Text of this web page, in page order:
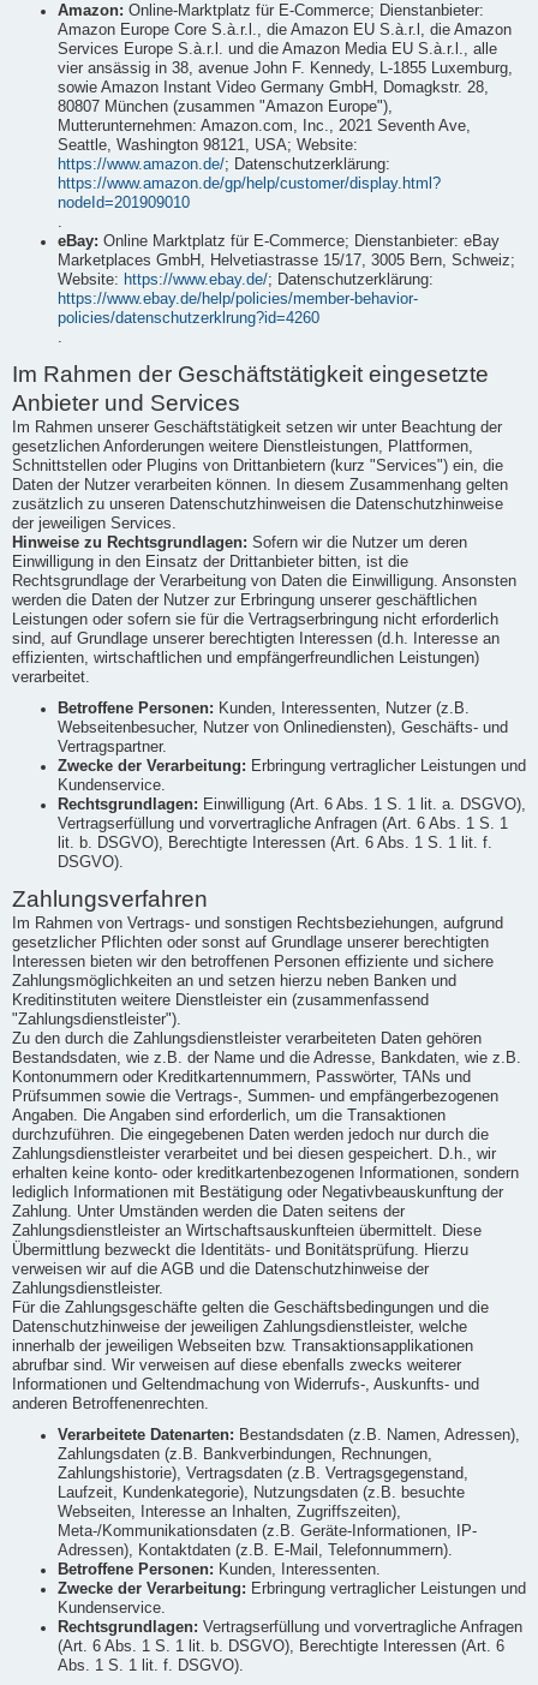
Amazon: Online-Marktplatz für E-Commerce; Dienstanbieter:
Amazon Europe Core S.à.r.l., die Amazon EU S.à.r.l, die Amazon
Services Europe S.à.r.l. und die Amazon Media EU S.à.r.l., alle
vier ansässig in 38, avenue John F. Kennedy, L-1855 Luxemburg,
sowie Amazon Instant Video Germany GmbH, Domagkstr. 28,
80807 München (zusammen "Amazon Europe"),
Mutterunternehmen: Amazon.com, Inc., 2021 Seventh Ave,
Seattle, Washington 98121, USA; Website:
https://www.amazon.de/; Datenschutzerklärung:
https://www.amazon.de/gp/help/customer/display.html?
nodeId=201909010
eBay: Online Marktplatz für E-Commerce; Dienstanbieter: eBay
Marketplaces GmbH, Helvetiastrasse 15/17, 3005 Bern, Schweiz;
Website: https://www.ebay.de/; Datenschutzerklärung:
https://www.ebay.de/help/policies/member-behavior-
policies/datenschutzerklrung?id=4260
Im Rahmen der Geschäftstätigkeit eingesetzte
Anbieter und Services
Im Rahmen unserer Geschäftstätigkeit setzen wir unter Beachtung der
gesetzlichen Anforderungen weitere Dienstleistungen, Plattformen,
Schnittstellen oder Plugins von Drittanbietern (kurz "Services") ein, die
Daten der Nutzer verarbeiten können. In diesem Zusammenhang gelten
zusätzlich zu unseren Datenschutzhinweisen die Datenschutzhinweise
der jeweiligen Services.
Hinweise zu Rechtsgrundlagen: Sofern wir die Nutzer um deren
Einwilligung in den Einsatz der Drittanbieter bitten, ist die
Rechtsgrundlage der Verarbeitung von Daten die Einwilligung. Ansonsten
werden die Daten der Nutzer zur Erbringung unserer geschäftlichen
Leistungen oder sofern sie für die Vertragserbringung nicht erforderlich
sind, auf Grundlage unserer berechtigten Interessen (d.h. Interesse an
effizienten, wirtschaftlichen und empfängerfreundlichen Leistungen)
verarbeitet.
Betroffene Personen: Kunden, Interessenten, Nutzer (z.B.
Webseitenbesucher, Nutzer von Onlinediensten), Geschäfts- und
Vertragspartner.
Zwecke der Verarbeitung: Erbringung vertraglicher Leistungen und
Kundenservice.
Rechtsgrundlagen: Einwilligung (Art. 6 Abs. 1 S. 1 lit. a. DSGVO),
Vertragserfüllung und vorvertragliche Anfragen (Art. 6 Abs. 1 S. 1
lit. b. DSGVO), Berechtigte Interessen (Art. 6 Abs. 1 S. 1 lit. f.
DSGVO).
Zahlungsverfahren
Im Rahmen von Vertrags- und sonstigen Rechtsbeziehungen, aufgrund
gesetzlicher Pflichten oder sonst auf Grundlage unserer berechtigten
Interessen bieten wir den betroffenen Personen effiziente und sichere
Zahlungsmöglichkeiten an und setzen hierzu neben Banken und
Kreditinstituten weitere Dienstleister ein (zusammenfassend
"Zahlungsdienstleister").
Zu den durch die Zahlungsdienstleister verarbeiteten Daten gehören
Bestandsdaten, wie z.B. der Name und die Adresse, Bankdaten, wie z.B.
Kontonummern oder Kreditkartennummern, Passwörter, TANs und
Prüfsummen sowie die Vertrags-, Summen- und empfängerbezogenen
Angaben. Die Angaben sind erforderlich, um die Transaktionen
durchzuführen. Die eingegebenen Daten werden jedoch nur durch die
Zahlungsdienstleister verarbeitet und bei diesen gespeichert. D.h., wir
erhalten keine konto- oder kreditkartenbezogenen Informationen, sondern
lediglich Informationen mit Bestätigung oder Negativbeauskunftung der
Zahlung. Unter Umständen werden die Daten seitens der
Zahlungsdienstleister an Wirtschaftsauskunfteien übermittelt. Diese
Übermittlung bezweckt die Identitäts- und Bonitätsprüfung. Hierzu
verweisen wir auf die AGB und die Datenschutzhinweise der
Zahlungsdienstleister.
Für die Zahlungsgeschäfte gelten die Geschäftsbedingungen und die
Datenschutzhinweise der jeweiligen Zahlungsdienstleister, welche
innerhalb der jeweiligen Webseiten bzw. Transaktionsapplikationen
abrufbar sind. Wir verweisen auf diese ebenfalls zwecks weiterer
Informationen und Geltendmachung von Widerrufs-, Auskunfts- und
anderen Betroffenenrechten.
Verarbeitete Datenarten: Bestandsdaten (z.B. Namen, Adressen),
Zahlungsdaten (z.B. Bankverbindungen, Rechnungen,
Zahlungshistorie), Vertragsdaten (z.B. Vertragsgegenstand,
Laufzeit, Kundenkategorie), Nutzungsdaten (z.B. besuchte
Webseiten, Interesse an Inhalten, Zugriffszeiten),
Meta-/Kommunikationsdaten (z.B. Geräte-Informationen, IP-
Adressen), Kontaktdaten (z.B. E-Mail, Telefonnummern).
Betroffene Personen: Kunden, Interessenten.
Zwecke der Verarbeitung: Erbringung vertraglicher Leistungen und
Kundenservice.
Rechtsgrundlagen: Vertragserfüllung und vorvertragliche Anfragen
(Art. 6 Abs. 1 S. 1 lit. b. DSGVO), Berechtigte Interessen (Art. 6
Abs. 1 S. 1 lit. f. DSGVO).